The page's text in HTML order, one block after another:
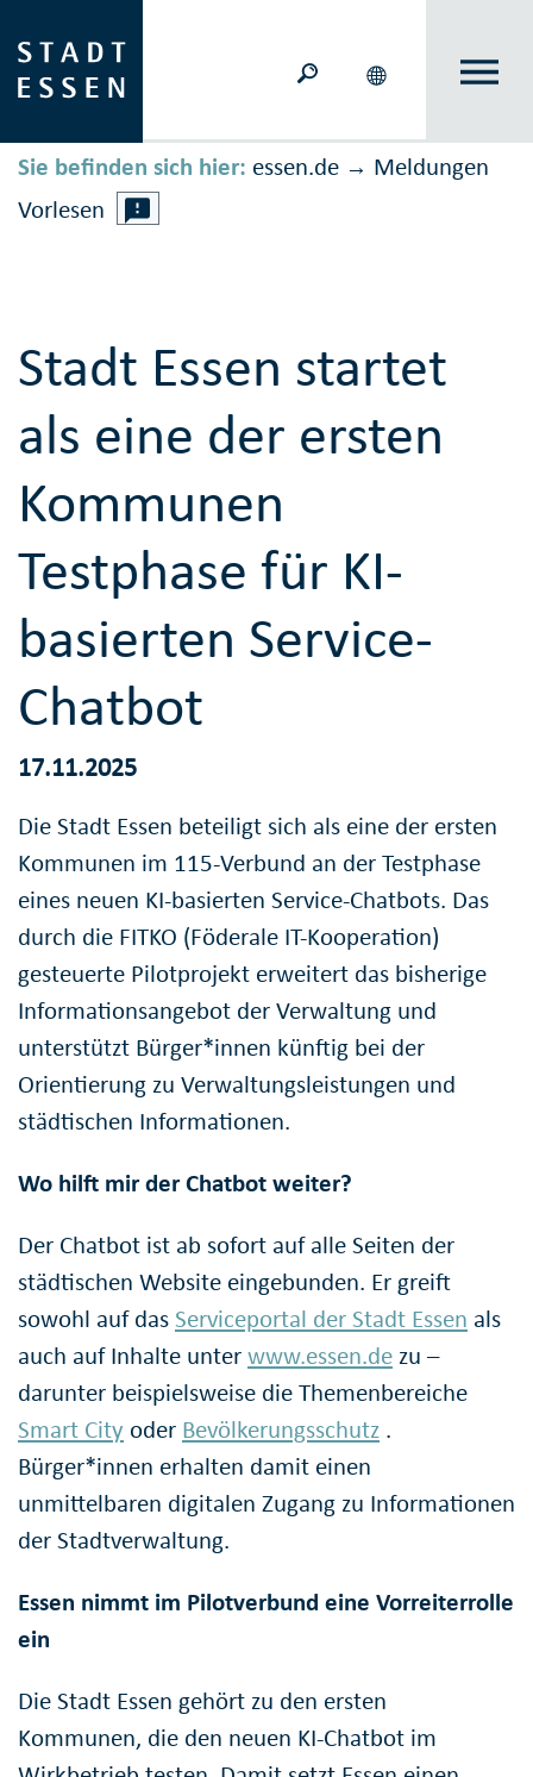
Sie befinden sich hier: essen.de → Meldungen
Vorlesen
Stadt Essen startet
als eine der ersten
Kommunen
Testphase für KI-
basierten Service-
Chatbot
17.11.2025
Die Stadt Essen beteiligt sich als eine der ersten
Kommunen im 115-Verbund an der Testphase
eines neuen KI-basierten Service-Chatbots. Das
durch die FITKO (Föderale IT-Kooperation)
gesteuerte Pilotprojekt erweitert das bisherige
Informationsangebot der Verwaltung und
unterstützt Bürger*innen künftig bei der
Orientierung zu Verwaltungsleistungen und
städtischen Informationen.
Wo hilft mir der Chatbot weiter?
Der Chatbot ist ab sofort auf alle Seiten der
städtischen Website eingebunden. Er greift
sowohl auf dasServiceportal der Stadt Essen als
auch auf Inhalte unterwww.essen.de zu –
darunter beispielsweise die Themenbereiche
Smart City oder Bevölkerungsschutz .
Bürger*innen erhalten damit einen
unmittelbaren digitalen Zugang zu Informationen
der Stadtverwaltung.
Essen nimmt im Pilotverbund eine Vorreiterrolle
ein
Die Stadt Essen gehört zu den ersten
Kommunen, die den neuen KI-Chatbot im